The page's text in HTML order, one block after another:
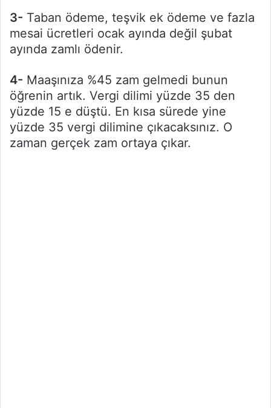
3- Taban ödeme, teşvik ek ödeme ve fazla
mesai ücretleri ocak ayında değil şubat
ayında zamlı ödenir.
4- Maaşınıza %45 zam gelmedi bunun
öğrenin artık. Vergi dilimi yüzde 35 den
yüzde 15 e düştü. En kısa sürede yine
yüzde 35 vergi dilimine çıkacaksınız. O
zaman gerçek zam ortaya çıkar.